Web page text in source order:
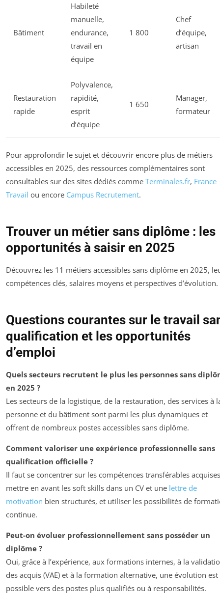
Bâtiment
Habileté
manuelle,
endurance,
travail en
équipe
1 800
Chef
d’équipe,
artisan
Restauration
rapide
Polyvalence,
rapidité,
esprit
d’équipe
1 650
Manager,
formateur
Pour approfondir le sujet et découvrir encore plus de métiers
accessibles en 2025, des ressources complémentaires sont
consultables sur des sites dédiés comme Terminales.fr, France
Travail ou encore Campus Recrutement.
Trouver un métier sans diplôme : les
opportunités à saisir en 2025
Découvrez les 11 métiers accessibles sans diplôme en 2025,
compétences clés, salaires moyens et perspectives d’évolution.
Questions courantes sur le travail
qualification et les opportunités
d’emploi
Quels secteurs recrutent le plus les personnes sans
en 2025 ?
Les secteurs de la logistique, de la restauration, des services à
personne et du bâtiment sont parmi les plus dynamiques et
offrent de nombreux postes accessibles sans diplôme.
Comment valoriser une expérience professionnelle sans
qualification officielle ?
Il faut se concentrer sur les compétences transférables
mettre en avant les soft skills dans un CV et une lettre de
motivation bien structurés, et utiliser les possibilités de
continue.
Peut-on évoluer professionnellement sans posséder un
diplôme ?
Oui, grâce à l’expérience, aux formations internes, à la
des acquis (VAE) et à la formation alternative, une évolution est
possible vers des postes plus qualifiés ou à responsabilités.